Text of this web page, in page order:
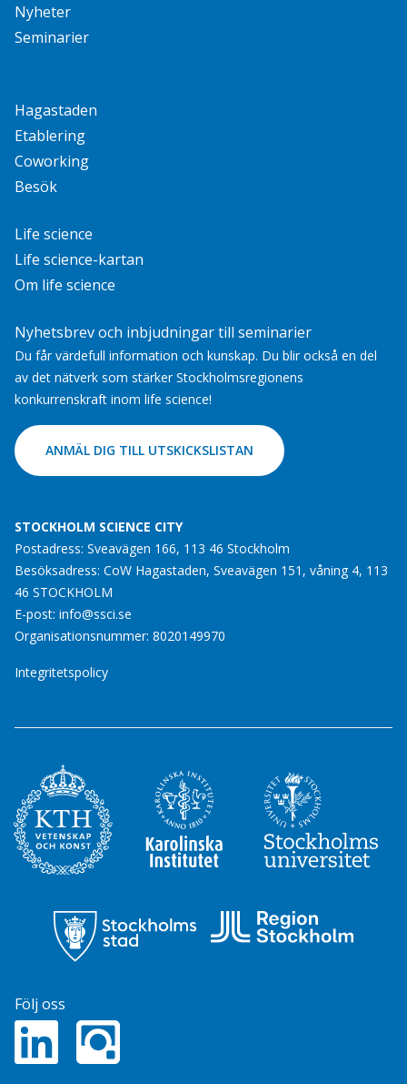
Nyheter
Seminarier
Hagastaden
Etablering
Coworking
Besök
Life science
Life science-kartan
Om life science
Nyhetsbrev och inbjudningar till seminarier
Du får värdefull information och kunskap. Du blir också en del
av det nätverk som stärker Stockholmsregionens
konkurrenskraft inom life science!
ANMÄL DIG TILL UTSKICKSLISTAN
STOCKHOLM SCIENCE CITY
Postadress: Sveavägen 166, 113 46 Stockholm
Besöksadress: CoW Hagastaden, Sveavägen 151, våning 4, 113
46 STOCKHOLM
E-post: info@ssci.se
Organisationsnummer: 8020149970
Integritetspolicy
Följ oss